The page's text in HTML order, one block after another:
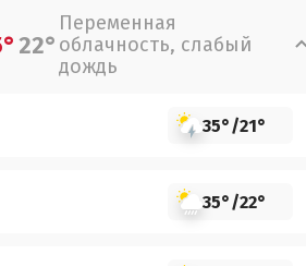
22°
Переменная
облачность, слабый
дождь
35°/21°
35°/22°